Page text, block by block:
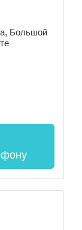
Большой